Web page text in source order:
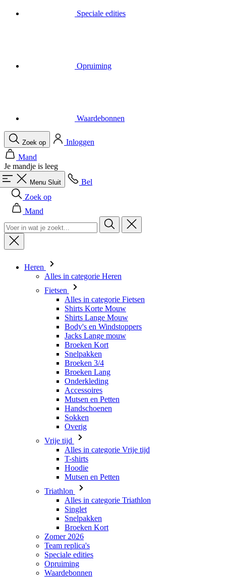
Je mandje is leeg
Menu Sluit
Bel
Zoek op
Mand
Heren
Alles in categorie Heren
Shirts Lange Mouw
Body's en Windstoppers
Jacks Lange mouw
Broeken Kort
Snelpakken
Broeken 3/4
Broeken Lang
Onderkleding
Accessoires
Mutsen en Petten
Handschoenen
Sokken
Overig
Vrije tijd
Alles in categorie Vrije tijd
T-shirts
Hoodie
Mutsen en Petten
Triathlon
Alles in categorie Triathlon
Singlet
Snelpakken
Broeken Kort
Zomer 2026
Team replica's
Speciale edities
Opruiming
Waardebonnen
Dames
Alles in categorie Dames
Fietsen